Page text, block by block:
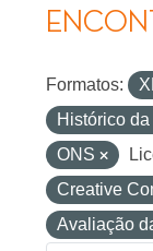
Formatos:
Histórico
ONS
Creative
Avaliação